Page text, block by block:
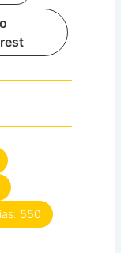
550